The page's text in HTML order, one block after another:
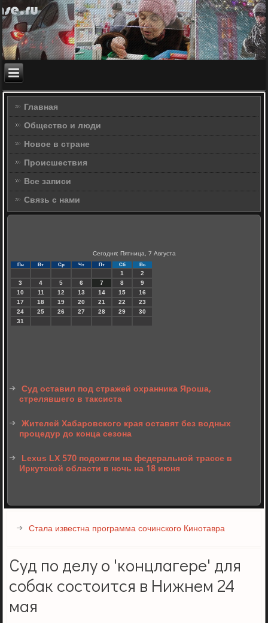
Главная
Общество и люди
Новое в стране
Происшествия
Все записи
Связь с нами
Сегодня: Пятница, 7 Августа
Пн Вт Ср Чт Пт Сб Вс
1
2
3
4 5 6 7 8
9
10
11 12 13 14 15
16
17
18 19 20 21 22
23
24
25 26 27 28 29
30
31
Суд оставил под стражей охранника Яроша,
стрелявшего в таксиста
Жителей Хабаровского края оставят без водных
процедур до конца сезона
Lexus LX 570 подожгли на федеральной трассе в
Иркутской области в ночь на 18 июня
Стала известна программа сочинского Кинотавра
Суд по делу о 'концлагере' для
собак состоится в Нижнем 24
мая